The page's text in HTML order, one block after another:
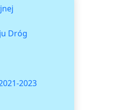
Dróg
2023